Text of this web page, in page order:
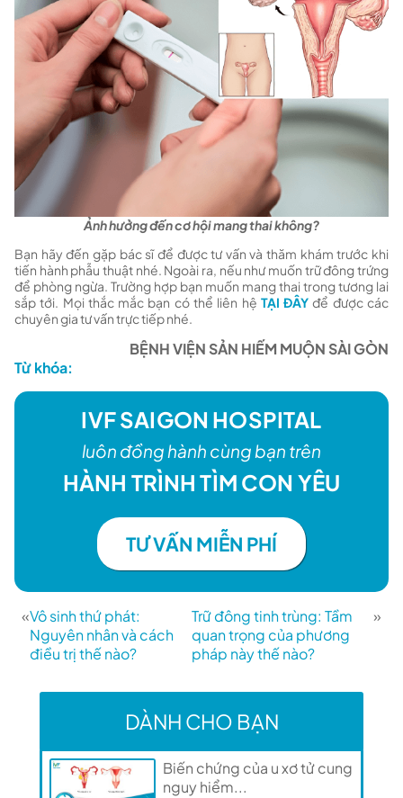
Ảnh hưởng đến cơ hội mang thai không?
Bạn hãy đến gặp bác sĩ để được tư vấn và thăm khám trước khi
tiến hành phẫu thuật nhé. Ngoài ra, nếu như muốn trữ đông trứng
để phòng ngừa. Trường hợp bạn muốn mang thai trong tương lai
sắp tới. Mọi thắc mắc bạn có thể liên hệ TẠI ĐÂY để được các
chuyên gia tư vấn trực tiếp nhé.
BỆNH VIỆN SẢN HIẾM MUỘN SÀI GÒN
Từ khóa:
IVF SAIGON HOSPITAL
luôn đồng hành cùng bạn trên
HÀNH TRÌNH TÌM CON YÊU
TƯ VẤN MIỄN PHÍ
«Vô sinh thứ phát:
Nguyên nhân và cách
điều trị thế nào?
Trữ đông tinh trùng: Tầm
quan trọng của phương
pháp này thế nào?
»
DÀNH CHO BẠN
Biến chứng của u xơ tử cung
nguy hiểm...